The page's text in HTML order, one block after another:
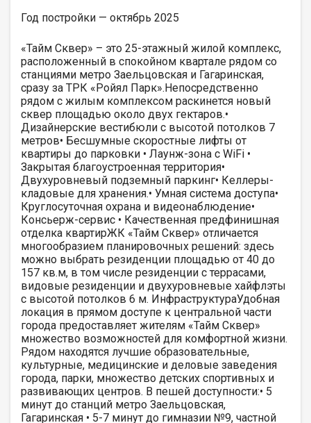
Год постройки — октябрь 2025
«Тайм Сквер» – это 25-этажный жилой комплекс,
расположенный в спокойном квартале рядом со
станциями метро Заельцовская и Гагаринская,
сразу за ТРК «Ройял Парк».Непосредственно
рядом с жилым комплексом раскинется новый
сквер площадью около двух гектаров.•
Дизайнерские вестибюли с высотой потолков 7
метров• Бесшумные скоростные лифты от
квартиры до парковки • Лаунж-зона с WiFi •
Закрытая благоустроенная территория•
Двухуровневый подземный паркинг• Келлеры-
кладовые для хранения.• Умная система доступа•
Круглосуточная охрана и видеонаблюдение•
Консьерж-сервис • Качественная предфинишная
отделка квартирЖК «Тайм Сквер» отличается
многообразием планировочных решений: здесь
можно выбрать резиденции площадью от 40 до
157 кв.м, в том числе резиденции с террасами,
видовые резиденции и двухуровневые хайфлэты
с высотой потолков 6 м. ИнфраструктураУдобная
локация в прямом доступе к центральной части
города предоставляет жителям «Тайм Сквер»
множество возможностей для комфортной жизни.
Рядом находятся лучшие образовательные,
культурные, медицинские и деловые заведения
города, парки, множество детских спортивных и
развивающих центров. В пешей доступности:• 5
минут до станций метро Заельцовская,
Гагаринская • 5-7 минут до гимназии №9, частной